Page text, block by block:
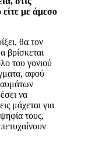
είτε με άμεσο
θα τον
βρίσκεται
του γονιού
αφού
να
μάχεται για
τους,